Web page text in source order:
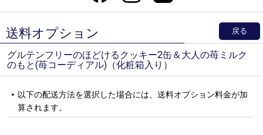
送料オプション 戻る
グルテンフリーのほどけるクッキー2缶＆大人の苺ミルク
のもと(苺コーディアル)（化粧箱入り）
以下の配送方法を選択した場合には、送料オプション料金が加
算されます。